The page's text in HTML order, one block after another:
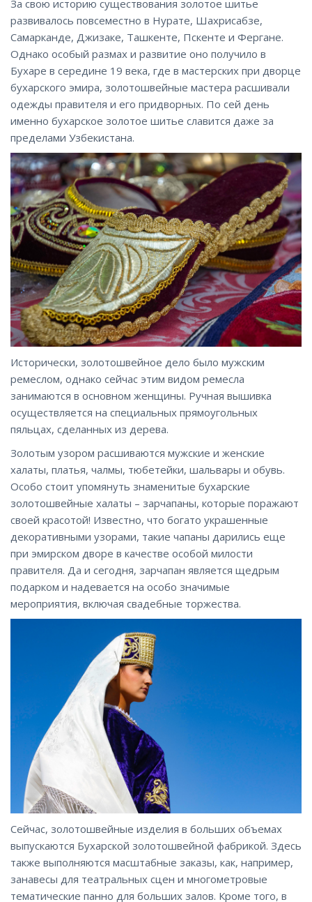
За свою историю существования золотое шитье
развивалось повсеместно в Нурате, Шахрисабзе,
Самарканде, Джизаке, Ташкенте, Пскенте и Фергане.
Однако особый размах и развитие оно получило в
Бухаре в середине 19 века, где в мастерских при дворце
бухарского эмира, золотошвейные мастера расшивали
одежды правителя и его придворных. По сей день
именно бухарское золотое шитье славится даже за
пределами Узбекистана.
Исторически, золотошвейное дело было мужским
ремеслом, однако сейчас этим видом ремесла
занимаются в основном женщины. Ручная вышивка
осуществляется на специальных прямоугольных
пяльцах, сделанных из дерева.
Золотым узором расшиваются мужские и женские
халаты, платья, чалмы, тюбетейки, шальвары и обувь.
Особо стоит упомянуть знаменитые бухарские
золотошвейные халаты – зарчапаны, которые поражают
своей красотой! Известно, что богато украшенные
декоративными узорами, такие чапаны дарились еще
при эмирском дворе в качестве особой милости
правителя. Да и сегодня, зарчапан является щедрым
подарком и надевается на особо значимые
мероприятия, включая свадебные торжества.
Сейчас, золотошвейные изделия в больших объемах
выпускаются Бухарской золотошвейной фабрикой. Здесь
также выполняются масштабные заказы, как, например,
занавесы для театральных сцен и многометровые
тематические панно для больших залов. Кроме того, в